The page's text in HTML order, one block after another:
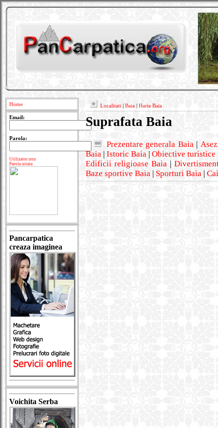
Home
Email:
Parola:
Utilizator nou
Parola uitata
Pancarpatica
creaza imaginea
Voichita Serba
Localitati Baia Harta Baia
Suprafata Baia
Prezentare generala Baia |
Baia | Istoric Baia | Obiective turistice
Edificii religioase Baia |
Baze sportive Baia | Sporturi Baia |